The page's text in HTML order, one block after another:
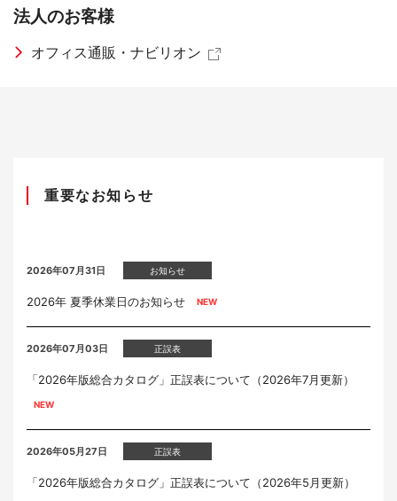
法人のお客様
オフィス通販・ナビリオン
重要なお知らせ
2026年07月31日 お知らせ
2026年 夏季休業日のお知らせ
2026年07月03日 正誤表
「2026年版総合カタログ」正誤表について（2026年7月更新）
2026年05月27日 正誤表
「2026年版総合カタログ」正誤表について（2026年5月更新）